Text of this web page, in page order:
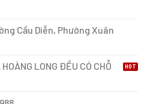
Cầu Diễn, Phường Xuân
LONG ĐỀU CÓ CHỖ